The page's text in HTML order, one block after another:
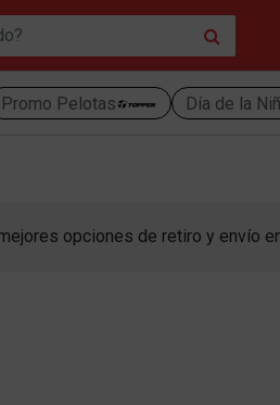
Promo Pelotas Día de la
opciones de retiro y envío